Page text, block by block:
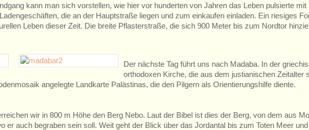
kann man sich vorstellen, wie hier vor hunderten von Jahren das Leben pulsierte mit
die an der Hauptstraße liegen und zum einkaufen einladen. Ein riesiges
Leben dieser Zeit. Die breite Pflasterstraße, die sich 900 Meter bis zum Nordtor
Der nächste Tag führt uns nach Madaba. In der
orthodoxen Kirche, die aus dem justianischen Zeitalter
angelegte Landkarte Palästinas, die den Pilgern als Orientierungshilfe diente.
wir in 800 m Höhe den Berg Nebo. Laut der Bibel ist dies der Berg, von dem aus
er auch begraben sein soll. Weit geht der Blick über das Jordantal bis zum Toten Meer